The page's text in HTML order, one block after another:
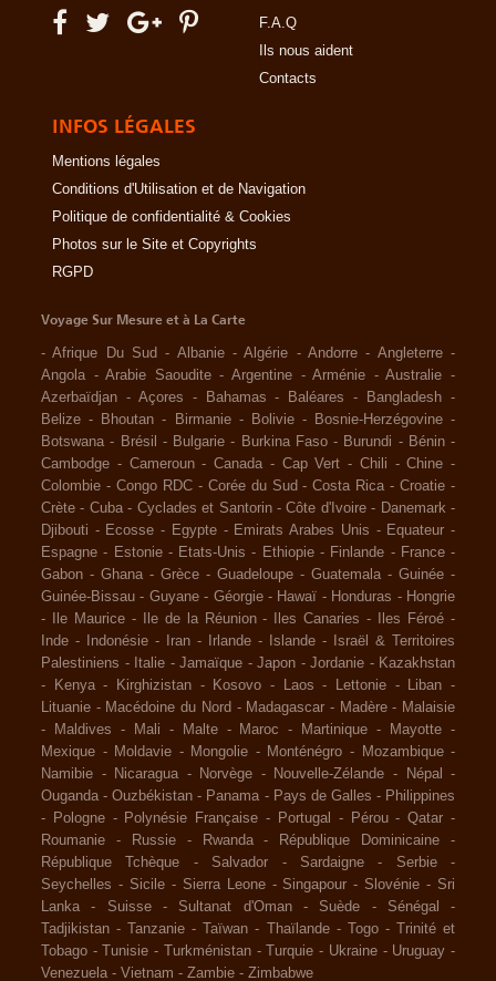
F.A.Q
Ils nous aident
Contacts
INFOS LÉGALES
Mentions légales
Conditions d'Utilisation et de Navigation
Politique de confidentialité & Cookies
Photos sur le Site et Copyrights
RGPD
Voyage Sur Mesure et à La Carte
-Afrique Du Sud - Albanie -Algérie -Andorre - Angleterre -
Angola -Arabie Saoudite -Argentine -Arménie -Australie -
Azerbaïdjan - Açores - Bahamas - Baléares - Bangladesh -
Belize - Bhoutan - Birmanie - Bolivie - Bosnie-Herzégovine -
Botswana - Brésil - Bulgarie - Burkina Faso - Burundi - Bénin -
Cambodge - Cameroun - Canada - Cap Vert - Chili -Chine -
Colombie - Congo RDC - Corée du Sud -Costa Rica -Croatie -
Crète - Cuba - Cyclades et Santorin -Côte d'Ivoire - Danemark -
Djibouti - Ecosse - Egypte - Emirats Arabes Unis - Equateur -
Espagne - Estonie - Etats-Unis - Ethiopie - Finlande - France -
Gabon - Ghana - Grèce - Guadeloupe - Guatemala - Guinée -
Guinée-Bissau - Guyane - Géorgie - Hawaï - Honduras - Hongrie
-
Ile Maurice - Ile de la Réunion - Iles Canaries - Iles Féroé -
Inde - Indonésie - Iran - Irlande - Islande -
Israël & Territoires
Palestiniens - Italie - Jamaïque - Japon - Jordanie - Kazakhstan
-
Kenya - Kirghizistan - Kosovo - Laos - Lettonie - Liban -
Lituanie - Macédoine du Nord - Madagascar - Madère - Malaisie
-
Maldives - Mali - Malte - Maroc - Martinique - Mayotte -
Mexique - Moldavie - Mongolie - Monténégro - Mozambique -
Namibie - Nicaragua - Norvège - Nouvelle-Zélande - Népal
-
Ouganda -Ouzbékistan - Panama - Pays de Galles - Philippines
-
Pologne - Polynésie Française - Portugal - Pérou -Qatar -
Roumanie
- Russie - Rwanda - République Dominicaine
-
République Tchèque
- Salvador - Sardaigne - Serbie
-
Seychelles - Sicile - Sierra Leone - Singapour - Slovénie - Sri
Lanka
- Suisse - Sultanat d'Oman - Suède - Sénégal
-
Tadjikistan -Tanzanie -Taïwan - Thaïlande - Togo - Trinité et
Tobago -Tunisie - Turkménistan -Turquie - Ukraine - Uruguay -
Venezuela - Vietnam - Zambie - Zimbabwe